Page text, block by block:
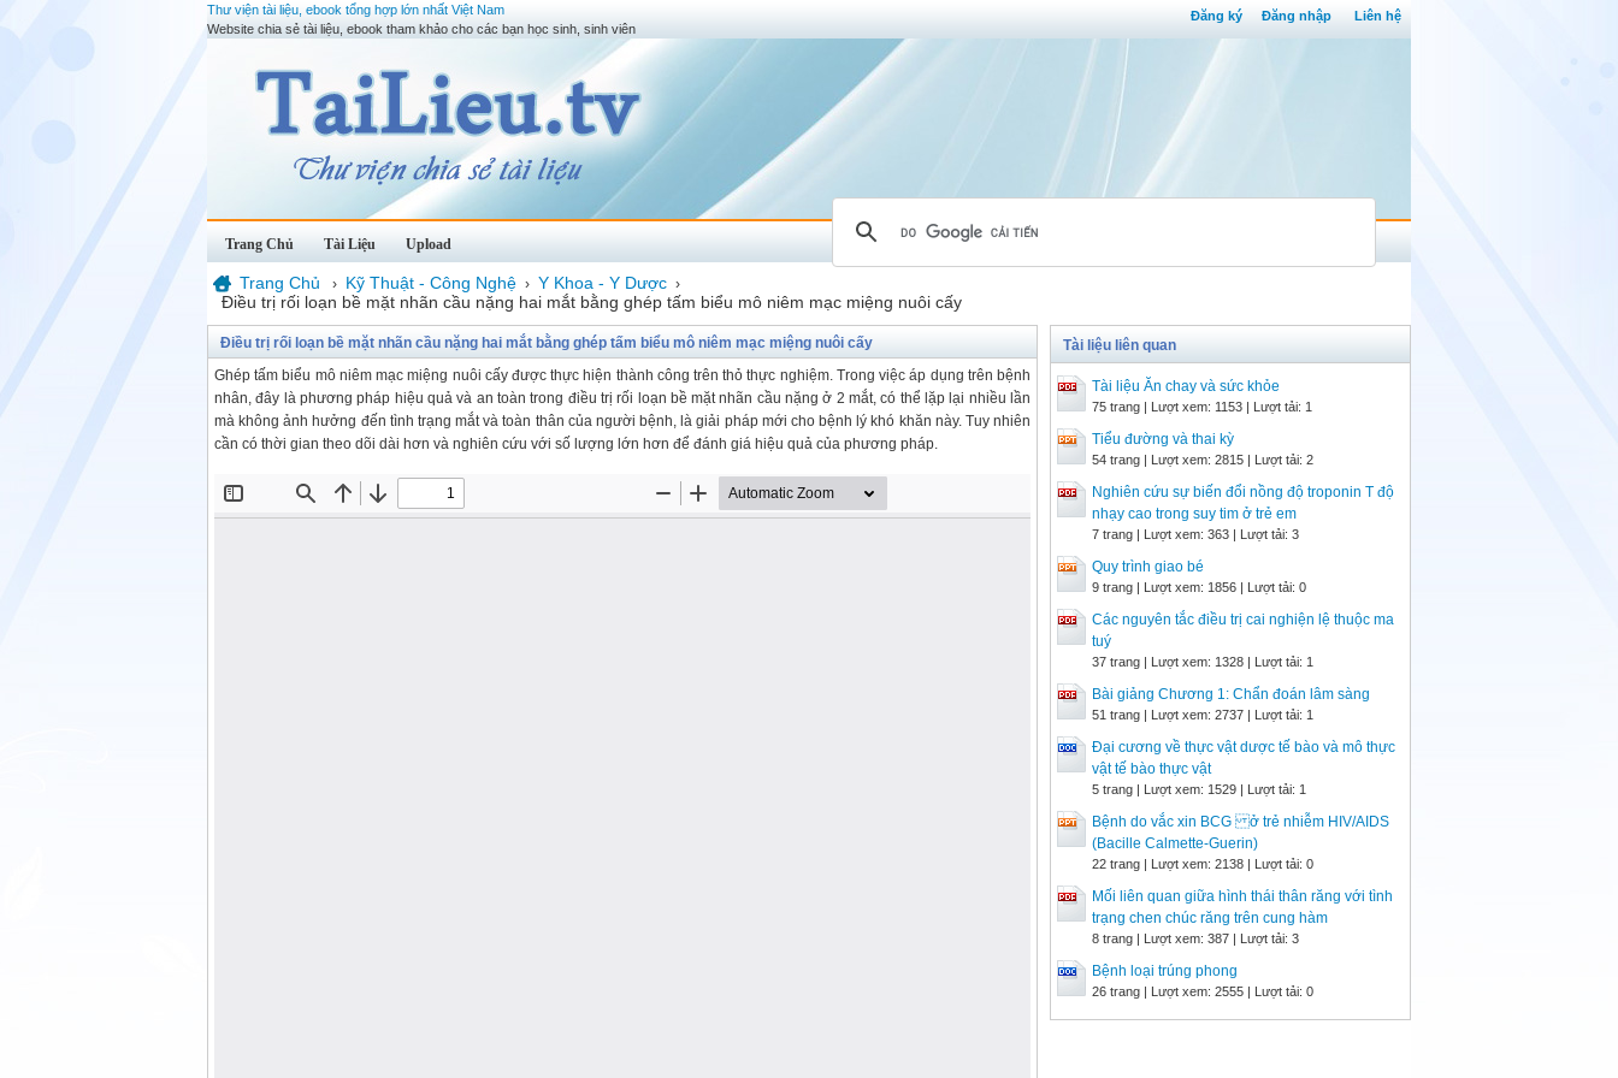
Đăng ký Đăng nhập Liên hệ
Thư viện tài liệu, ebook tổng hợp lớn nhất Việt Nam
Website chia sẻ tài liệu, ebook tham khảo cho các bạn học sinh, sinh viên
Trang Chủ Tài Liệu Upload
Trang Chủ › Kỹ Thuật - Công Nghệ › Y Khoa - Y Dược ›
Ðiều trị rối loạn bề mặt nhãn cầu nặng hai mắt bằng ghép tấm biểu mô niêm mạc miệng nuôi cấy
Ðiều trị rối loạn bề mặt nhãn cầu nặng hai mắt bằng ghép tấm biểu mô niêm mạc miệng nuôi cấy
Ghép tấm biểu mô niêm mạc miệng nuôi cấy được thực hiện thành công trên thỏ thực nghiệm. Trong việc áp dụng trên bệnh
nhân, đây là phương pháp hiệu quả và an toàn trong điều trị rối loạn bề mặt nhãn cầu nặng ở 2 mắt, có thể lặp lại nhiều lần
mà không ảnh hưởng đến tình trạng mắt và toàn thân của người bệnh, là giải pháp mới cho bệnh lý khó khăn này. Tuy nhiên
cần có thời gian theo dõi dài hơn và nghiên cứu với số lượng lớn hơn để đánh giá hiệu quả của phương pháp.
Tài liệu liên quan
Tài liệu Ăn chay và sức khỏe
75 trang | Lượt xem: 1153 | Lượt tải: 1
Tiểu đường và thai kỳ
54 trang | Lượt xem: 2815 | Lượt tải: 2
Nghiên cứu sự biến đổi nồng độ troponin T độ
nhạy cao trong suy tim ở trẻ em
7 trang | Lượt xem: 363 | Lượt tải: 3
Quy trình giao bé
9 trang | Lượt xem: 1856 | Lượt tải: 0
Các nguyên tắc điều trị cai nghiện lệ thuộc ma
tuý
37 trang | Lượt xem: 1328 | Lượt tải: 1
Bài giảng Chương 1: Chẩn đoán lâm sàng
51 trang | Lượt xem: 2737 | Lượt tải: 1
Đại cương về thực vật dược tế bào và mô thực
vật tế bào thực vật
5 trang | Lượt xem: 1529 | Lượt tải: 1
Bệnh do vắc xin BCG ở trẻ nhiễm HIV/AIDS
(Bacille Calmette-Guerin)
22 trang | Lượt xem: 2138 | Lượt tải: 0
Mối liên quan giữa hình thái thân răng với tình
trạng chen chúc răng trên cung hàm
8 trang | Lượt xem: 387 | Lượt tải: 3
Bệnh loại trúng phong
26 trang | Lượt xem: 2555 | Lượt tải: 0